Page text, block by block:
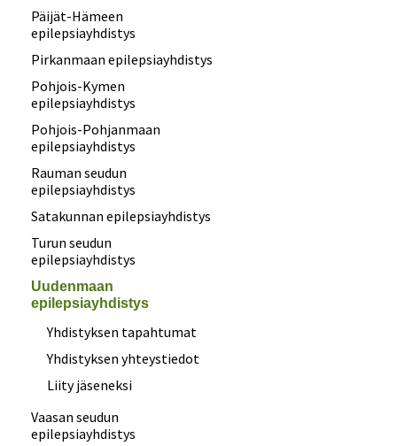
Päijät-Hämeen
epilepsiayhdistys
Pirkanmaan epilepsiayhdistys
Pohjois-Kymen
epilepsiayhdistys
Pohjois-Pohjanmaan
epilepsiayhdistys
Rauman seudun
epilepsiayhdistys
Satakunnan epilepsiayhdistys
Turun seudun
epilepsiayhdistys
Uudenmaan
epilepsiayhdistys
Yhdistyksen tapahtumat
Yhdistyksen yhteystiedot
Liity jäseneksi
Vaasan seudun
epilepsiayhdistys